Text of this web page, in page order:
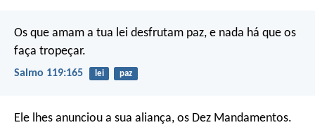
Os que amam a tua lei desfrutam paz, e nada há que os
faça tropeçar.
Salmo 119:165 lei paz
Ele lhes anunciou a sua aliança, os Dez Mandamentos.